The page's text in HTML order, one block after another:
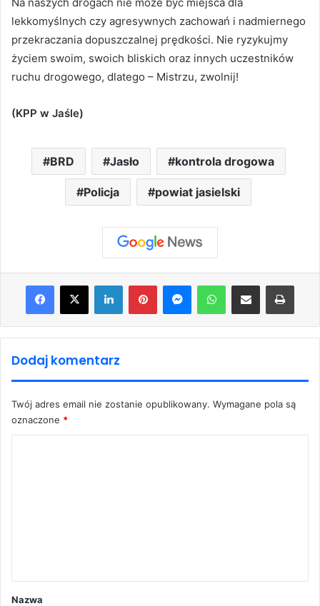
lekkomyślnych czy agresywnych zachowań i nadmiernego
przekraczania dopuszczalnej prędkości. Nie ryzykujmy
życiem swoim, swoich bliskich oraz innych uczestników
ruchu drogowego, dlatego – Mistrzu, zwolnij!
(KPP w Jaśle)
BRD Jasło kontrola drogowa
Policja powiat jasielski
Facebook
X LinkedInPinterestMessengerWhatsAppShare via Email Print
Dodaj komentarz
Twój adres email nie zostanie opublikowany. Wymagane pola są
oznaczone *
rNazwa